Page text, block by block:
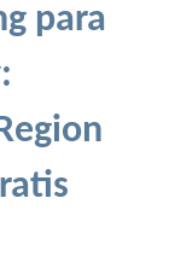
para